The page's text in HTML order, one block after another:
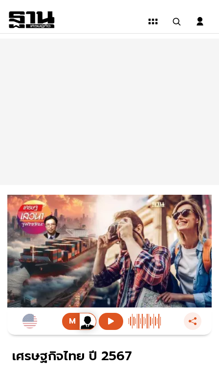
เศรษฐกิจไทย ปี 2567